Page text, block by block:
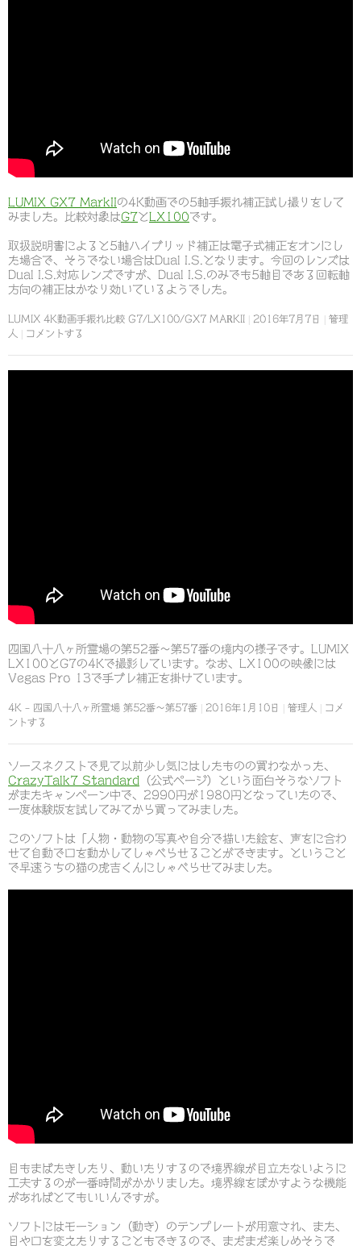
LUMIX GX7 MarkIIの4K動画での5軸手振れ補正試し撮りをして
みました。比較対象はG7 と LX100です。
取扱説明書によると5軸ハイブリッド補正は電子式補正をオンにし
た場合で、そうでない場合はDual I.S.となります。今回のレンズは
Dual I.S.対応レンズですが、Dual I.S.のみでも5軸目である回転軸
方向の補正はかなり効いているようでした。
LUMIX 4K動画手振れ比較 G7/LX100/GX7 MARKII 2016年7月7日
管理
人
コメントする
四国八十八ヶ所霊場の第52番～第57番の境内の様子です。LUMIX
LX100とG7の4Kで撮影しています。なお、LX100の映像には
Vegas Pro 13で手ブレ補正を掛けています。
4K – 四国八十八ヶ所霊場 第52番～第57番 2016年1月10日 管理人
コメ
ントする
ソースネクストで見て以前少し気にはしたものの買わなかった、
CrazyTalk7 Standard
（公式ページ）という面白そうなソフト
がまたキャンペーン中で、2990円が1980円となっていたので、
一度体験版を試してみてから買ってみました。
このソフトは「人物・動物の写真や自分で描いた絵を、声をに合わ
せて自動で口を動かしてしゃべらせることができます。ということ
で早速うちの猫の虎吉くんにしゃべらせてみました。
目もまばたきしたり、動いたりするので境界線が目立たないように
工夫するのが一番時間がかかりました。境界線をぼかすような機能
があればとてもいいんですが。
ソフトにはモーション（動き）のテンプレートが用意され、また、
目や口を変えたりすることもできるので、まだまだ楽しめそうで